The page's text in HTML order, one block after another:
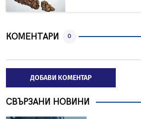
КОМЕНТАРИ 0
ДОБАВИ КОМЕНТАР
СВЪРЗАНИ НОВИНИ